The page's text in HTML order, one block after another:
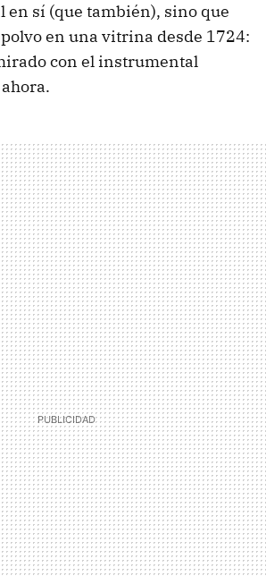
en sí (que también), sino que
en una vitrina desde 1724:
con el instrumental